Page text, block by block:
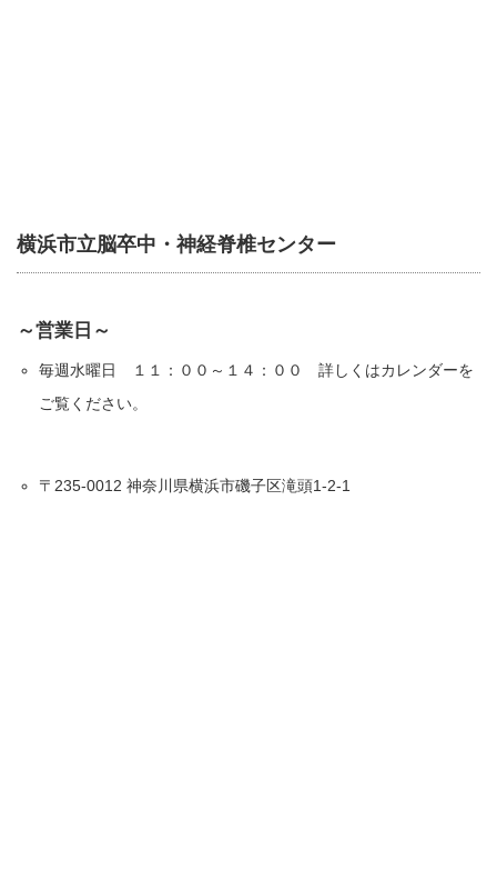
横浜市立脳卒中・神経脊椎センター
～営業日～
毎週水曜日 １１：００～１４：００ 詳しくはカレンダーを
ご覧ください。
〒235-0012 神奈川県横浜市磯子区滝頭1-2-1